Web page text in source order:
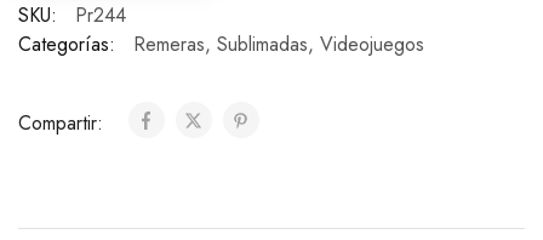
SKU:
Pr244
Categorías:
Remeras, Sublimadas, Videojuegos
Compartir: